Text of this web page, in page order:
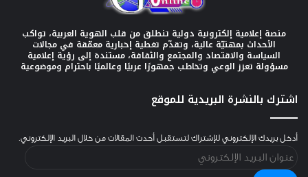
منصة إعلامية إلكترونية دولية تنطلق من قلب الهوية العربية، تواكب
الأحداث بمهنيّة عالية، وتقدّم تغطية إخبارية معمّقة في مجالات
السياسة والاقتصاد والمجتمع والثقافة، مستندة إلى رؤية إعلامية
مسؤولة تعزز الوعي وتخاطب جمهورًا عربيًا وعالميًا باحترام وموضوعية
اشترك بالنشرة البريدية للموقع
أدخل بريدك الإلكتروني للإشتراك لتستقبل أحدث المقالات من خلال البريد الإلكتروني.